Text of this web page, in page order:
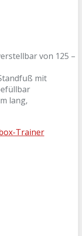
von 125 –
mit
lang,